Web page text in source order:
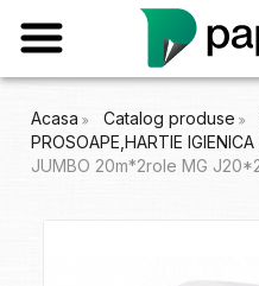
Acasa Catalog produse
PROSOAPE,HARTIE IGIENICA
JUMBO 20m*2role MG